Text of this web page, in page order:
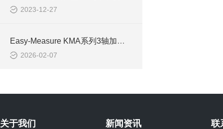
2023-12-27
Easy-Measure KMA系列3轴加速度传感器：小型化MEMS技术的精密测量解决方案
2026-02-07
关于我们 新闻资讯 联